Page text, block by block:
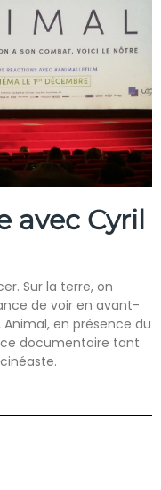
avec Cyril
Sur la terre, on
de voir en avant-
en présence du
ce documentaire tant